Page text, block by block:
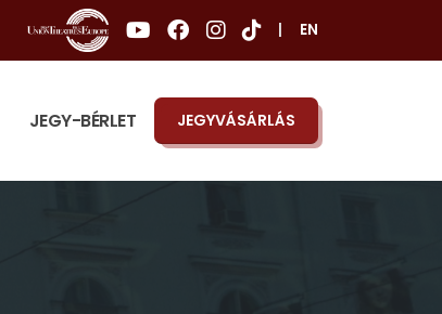
EN
JEGY-BÉRLET JEGYVÁSÁRLÁS